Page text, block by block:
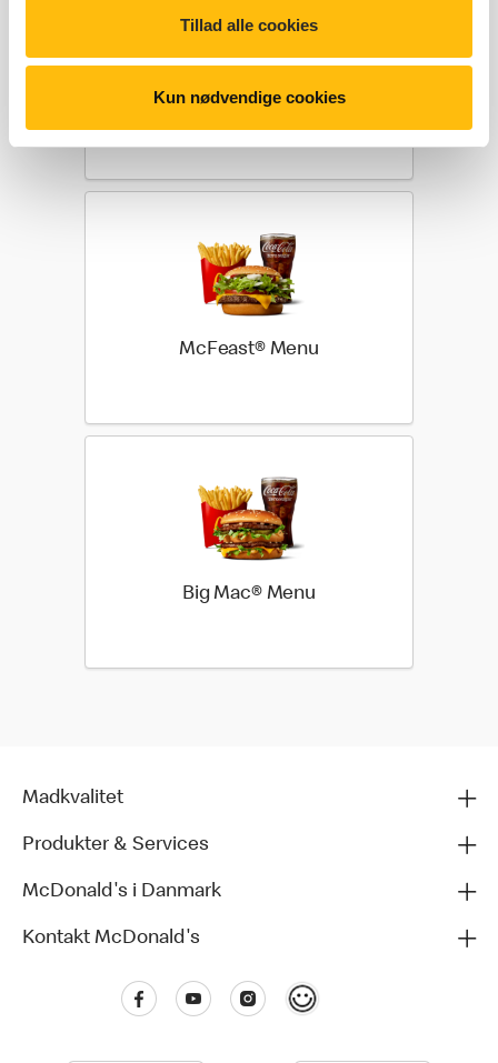
Tillad alle cookies
Kun nødvendige cookies
Big Tasty® Bacon Menu
McFeast® Menu
Big Mac® Menu
Madkvalitet
Produkter & Services
McDonald's i Danmark
Kontakt McDonald's